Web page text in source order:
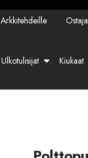
Arkkitehdeille
Ulkotulisijat Kiukaat